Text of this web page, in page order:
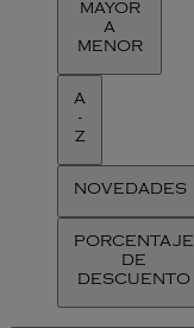
MAYOR
A
MENOR
A
-
Z
NOVEDADES
PORCENTAJE
DE
DESCUENTO